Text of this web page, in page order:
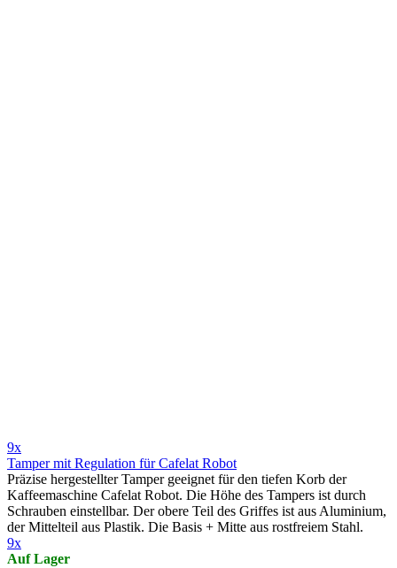
9x
Tamper mit Regulation für Cafelat Robot
Präzise hergestellter Tamper geeignet für den tiefen Korb der
Kaffeemaschine Cafelat Robot. Die Höhe des Tampers ist durch
Schrauben einstellbar. Der obere Teil des Griffes ist aus Aluminium,
der Mittelteil aus Plastik. Die Basis + Mitte aus rostfreiem Stahl.
9x
Auf Lager